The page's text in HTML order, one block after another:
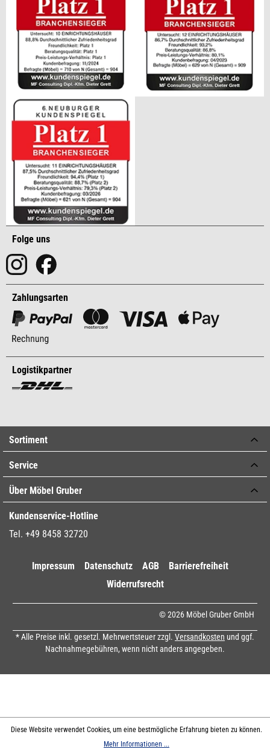
Folge uns
Zahlungsarten
Logistikpartner
Sortiment
Service
Über Möbel Gruber
Kundenservice-Hotline
Tel. +49 8458 32720
Impressum Datenschutz AGB
Barrierefreiheit
Widerrufsrecht
© 2026 Möbel Gruber GmbH
* Alle Preise inkl. gesetzl. Mehrwertsteuer zzgl. Versandkosten und ggf.
Nachnahmegebühren, wenn nicht anders angegeben.
Diese Website verwendet Cookies, um eine bestmögliche Erfahrung bieten zu können.
Mehr Informationen ...